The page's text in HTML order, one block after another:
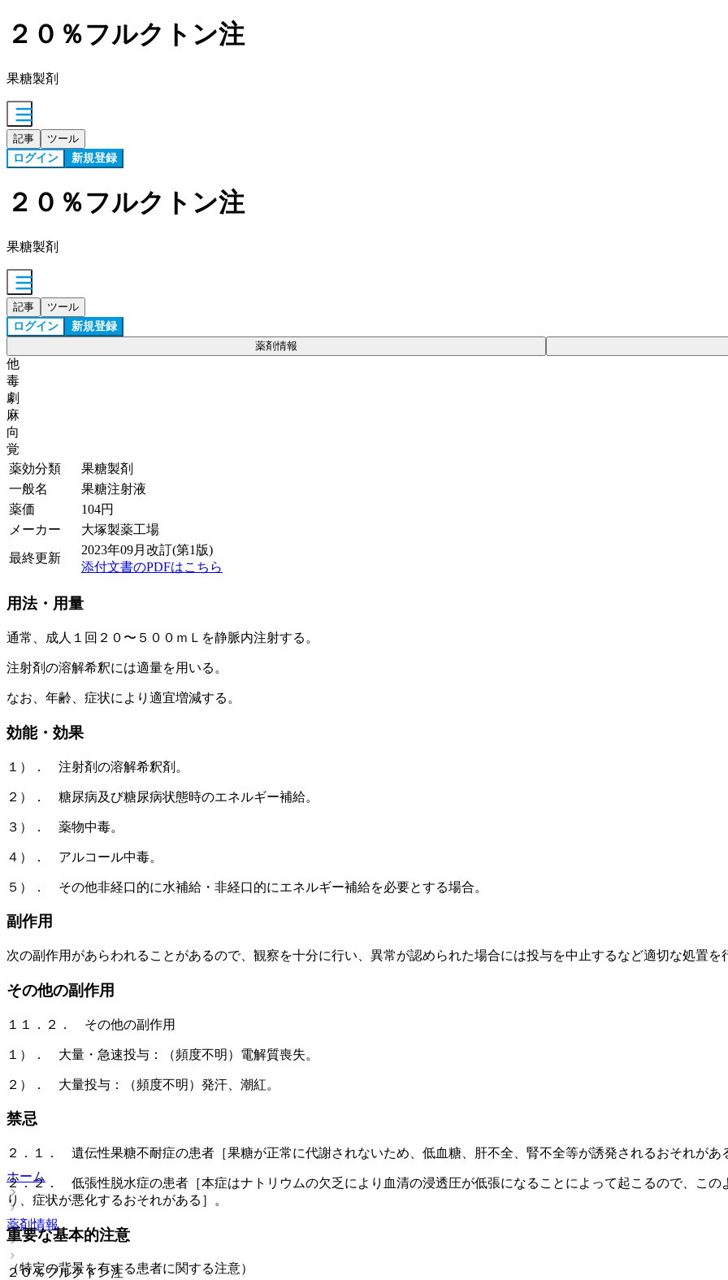
２０％フルクトン注
果糖製剤
記事 ツール
ログイン 新規登録
２０％フルクトン注
果糖製剤
記事 ツール
ログイン 新規登録
薬剤情報
他
毒
劇
麻
向
覚
薬効分類
果糖製剤
一般名
果糖注射液
薬価
104円
メーカー
大塚製薬工場
最終更新
2023年09月改訂(第1版)
添付文書のPDFはこちら
用法・用量
通常、成人１回２０〜５００ｍＬを静脈内注射する。
注射剤の溶解希釈には適量を用いる。
なお、年齢、症状により適宜増減する。
効能・効果
１）． 注射剤の溶解希釈剤。
２）． 糖尿病及び糖尿病状態時のエネルギー補給。
３）． 薬物中毒。
４）． アルコール中毒。
５）． その他非経口的に水補給・非経口的にエネルギー補給を必要とする場合。
副作用
次の副作用があらわれることがあるので、観察を十分に行い、異常が認められた場合には投与を中止するなど適切な処置を
その他の副作用
１１．２． その他の副作用
１）． 大量・急速投与：（頻度不明）電解質喪失。
２）． 大量投与：（頻度不明）発汗、潮紅。
禁忌
２．１． 遺伝性果糖不耐症の患者［果糖が正常に代謝されないため、低血糖、肝不全、腎不全等が誘発されるおそれがあ
２．２． 低張性脱水症の患者［本症はナトリウムの欠乏により血清の浸透圧が低張になることによって起こるので、こ
り、症状が悪化するおそれがある］。
重要な基本的注意
（特定の背景を有する患者に関する注意）
ホーム
薬剤情報
２０％フルクトン注